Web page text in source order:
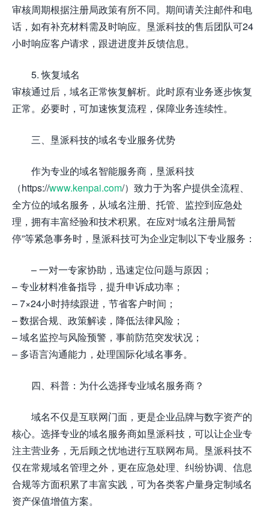
审核周期根据注册局政策有所不同。期间请关注邮件和电
话，如有补充材料需及时响应。垦派科技的售后团队可24
小时响应客户请求，跟进进度并反馈信息。
5. 恢复域名
审核通过后，域名正常恢复解析。此时原有业务逐步恢复
正常。必要时，可加速恢复流程，保障业务连续性。
三、垦派科技的域名专业服务优势
作为专业的域名智能服务商，垦派科技
（https://www.kenpai.com/）致力于为客户提供全流程、
全方位的域名服务，从域名注册、托管、监控到应急处
理，拥有丰富经验和技术积累。在应对“域名注册局暂
停”等紧急事务时，垦派科技可为企业定制以下专业服务：
– 一对一专家协助，迅速定位问题与原因；
– 专业材料准备指导，提升申诉成功率；
– 7×24小时持续跟进，节省客户时间；
– 数据合规、政策解读，降低法律风险；
– 域名监控与风险预警，事前防范突发状况；
– 多语言沟通能力，处理国际化域名事务。
四、科普：为什么选择专业域名服务商？
域名不仅是互联网门面，更是企业品牌与数字资产的
核心。选择专业的域名服务商如垦派科技，可以让企业专
注主营业务，无后顾之忧地进行互联网布局。垦派科技不
仅在常规域名管理之外，更在应急处理、纠纷协调、信息
合规等方面积累了丰富实践，可为各类客户量身定制域名
资产保值增值方案。